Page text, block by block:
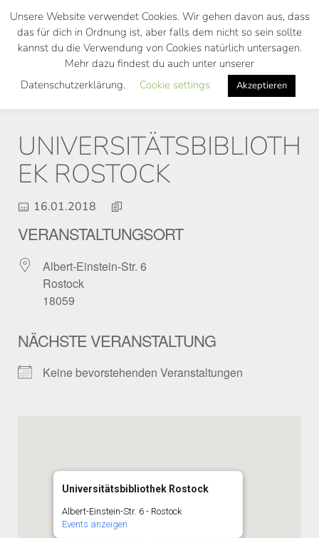
Skip
main
UNIVERSITÄTSBIBLIOTH
EK ROSTOCK
16.01.2018
VERANSTALTUNGSORT
Albert-Einstein-Str. 6
Rostock
18059
NÄCHSTE VERANSTALTUNG
Keine bevorstehenden Veranstaltungen
Universitätsbibliothek Rostock
Albert-Einstein-Str. 6 - Rostock
Events anzeigen
Unsere Website verwendet Cookies. Wir gehen davon aus, dass
das für dich in Ordnung ist, aber falls dem nicht so sein sollte
kannst du die Verwendung von Cookies natürlich untersagen.
Mehr dazu findest du auch unter unserer
Datenschutzerklärung.
Cookie settings Akzeptieren